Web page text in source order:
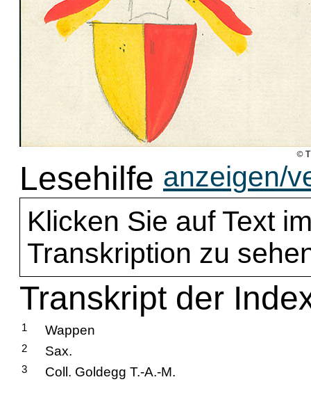
Lesehilfe anzeigen/
Klicken Sie auf Text
Transkription zu
Transkript der
1 Wappen
2 Sax.
3 Coll. Goldegg T.-A.-M.